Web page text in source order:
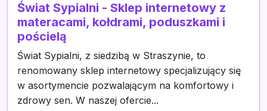
Świat Sypialni - Sklep internetowy z
materacami, kołdrami, poduszkami i
pościelą
Świat Sypialni, z siedzibą w Straszynie, to
renomowany sklep internetowy specjalizujący się
w asortymencie pozwalającym na komfortowy i
zdrowy sen. W naszej ofercie...